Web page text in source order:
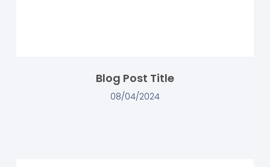
Blog Post Title
08/04/2024